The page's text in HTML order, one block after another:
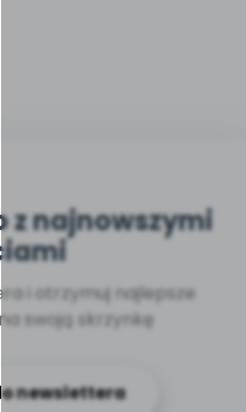
z najnowszymi
i otrzymuj najlepsze
swoją skrzynkę
newslettera